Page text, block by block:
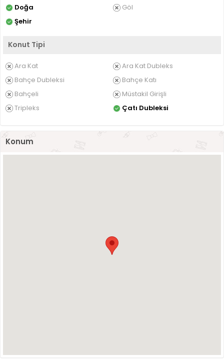
Doğa
Göl
Şehir
Konut Tipi
Ara Kat
Ara Kat Dubleks
Bahçe Dubleksi
Bahçe Katı
Bahçeli
Müstakil Girişli
Tripleks
Çatı Dubleksi
Konum